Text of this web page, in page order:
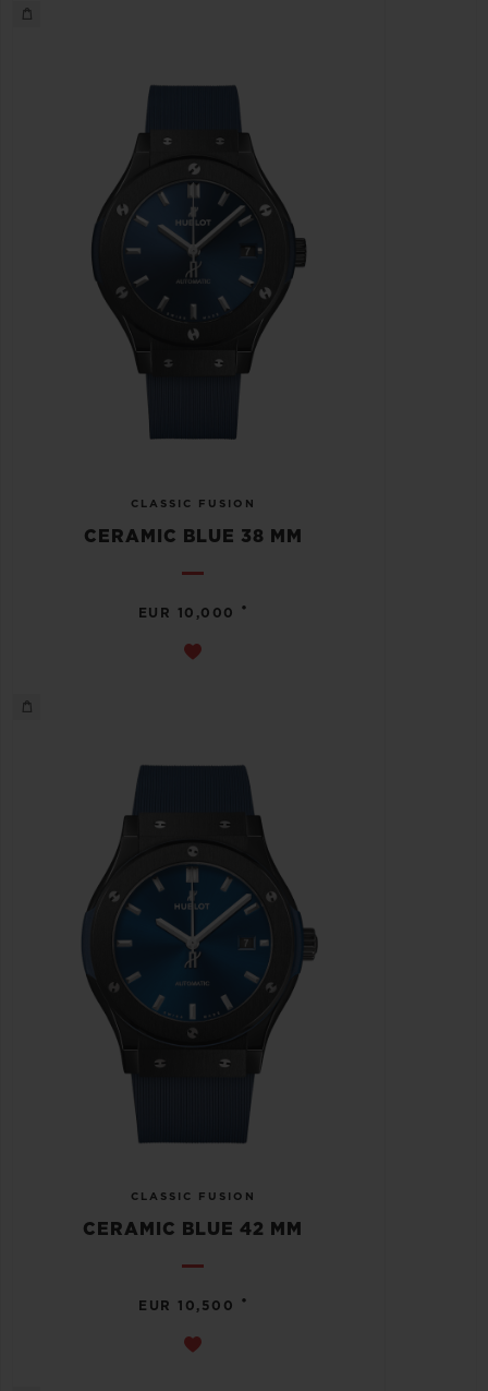
CLASSIC FUSION
CERAMIC BLUE 38 MM
EUR 10,000 •
CLASSIC FUSION
CERAMIC BLUE 42 MM
EUR 10,500 •